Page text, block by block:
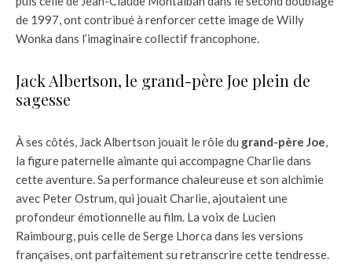
de 1997, ont contribué à renforcer cette image de Willy
Wonka dans l’imaginaire collectif francophone.
Jack Albertson, le grand-père Joe plein de
sagesse
À ses côtés, Jack Albertson jouait le rôle du grand-père Joe,
la figure paternelle aimante qui accompagne Charlie dans
cette aventure. Sa performance chaleureuse et son alchimie
avec Peter Ostrum, qui jouait Charlie, ajoutaient une
profondeur émotionnelle au film. La voix de Lucien
Raimbourg, puis celle de Serge Lhorca dans les versions
françaises, ont parfaitement su retranscrire cette tendresse.